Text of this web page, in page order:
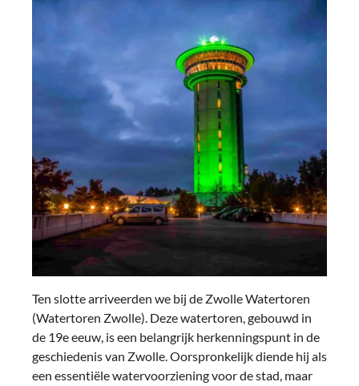
Ten slotte arriveerden we bij de Zwolle Watertoren
(Watertoren Zwolle). Deze watertoren, gebouwd in
de 19e eeuw, is een belangrijk herkenningspunt in de
geschiedenis van Zwolle. Oorspronkelijk diende hij als
een essentiële watervoorziening voor de stad, maar